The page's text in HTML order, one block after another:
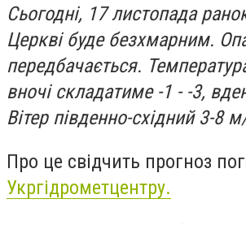
Сьогодні, 17 листопада
Церкві буде безхмарним.
передбачається.
вночі складатиме -1 - -3,
Вітер південно-східний 3-8
Про це свідчить прогноз
Укргідрометцентру.